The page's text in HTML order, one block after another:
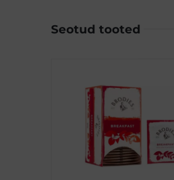
Seotud tooted